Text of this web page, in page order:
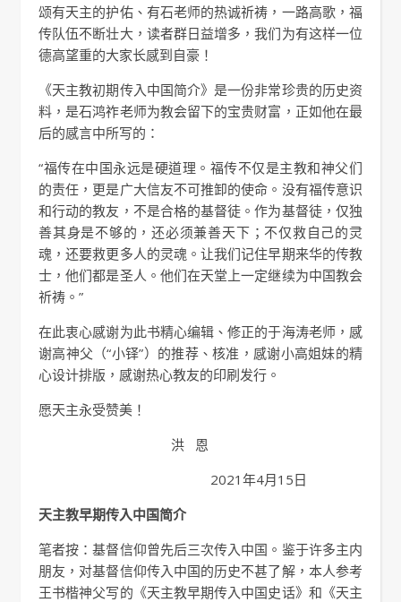
颂有天主的护佑、有石老师的热诚祈祷，一路高歌，福
传队伍不断壮大，读者群日益增多，我们为有这样一位
德高望重的大家长感到自豪！
《天主教初期传入中国简介》是一份非常珍贵的历史资
料，是石鸿祚老师为教会留下的宝贵财富，正如他在最
后的感言中所写的：
“福传在中国永远是硬道理。福传不仅是主教和神父们
的责任，更是广大信友不可推卸的使命。没有福传意识
和行动的教友，不是合格的基督徒。作为基督徒，仅独
善其身是不够的，还必须兼善天下；不仅救自己的灵
魂，还要救更多人的灵魂。让我们记住早期来华的传教
士，他们都是圣人。他们在天堂上一定继续为中国教会
祈祷。”
在此衷心感谢为此书精心编辑、修正的于海涛老师，感
谢高神父（“小铎”）的推荐、核准，感谢小高姐妹的精
心设计排版，感谢热心教友的印刷发行。
愿天主永受赞美！
洪 恩
2021年4月15日
天主教早期传入中国简介
笔者按：基督信仰曾先后三次传入中国。鉴于许多主内
朋友，对基督信仰传入中国的历史不甚了解，本人参考
王书楷神父写的《天主教早期传入中国史话》和《天主